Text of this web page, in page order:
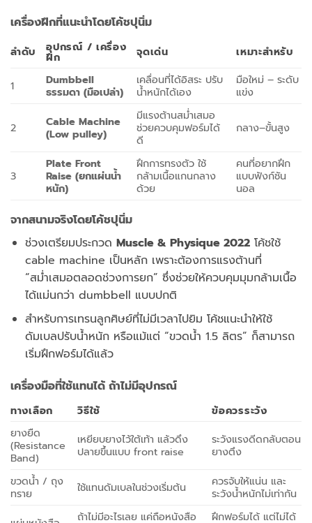
เครื่องฝึกที่แนะนำโดยโค้ชปุนิ่ม
ลำดับ อุปกรณ์ / เครื่อง
ฝึก จุดเด่น เหมาะสำหรับ
1
Dumbbell
ธรรมดา (มือเปล่า)
เคลื่อนที่ได้อิสระ ปรับ
น้ำหนักได้เอง
มือใหม่ – ระดับ
แข่ง
2
Cable Machine
(Low pulley)
มีแรงต้านสม่ำเสมอ
ช่วยควบคุมฟอร์มได้
ดี
กลาง–ขั้นสูง
3
Plate Front
Raise (ยกแผ่นน้ำ
หนัก)
ฝึกการทรงตัว ใช้
กล้ามเนื้อแกนกลาง
ด้วย
คนที่อยากฝึก
แบบฟังก์ชัน
นอล
จากสนามจริงโดยโค้ชปุนิ่ม
ช่วงเตรียมประกวด Muscle & Physique 2022โค้ชใช้
cable machine เป็นหลัก เพราะต้องการแรงต้านที่
“สม่ำเสมอตลอดช่วงการยก” ซึ่งช่วยให้ควบคุมมุมกล้ามเนื้อ
ได้แม่นกว่า dumbbell แบบปกติ
สำหรับการเทรนลูกศิษย์ที่ไม่มีเวลาไปยิม โค้ชแนะนำให้ใช้
ดัมเบลปรับน้ำหนัก หรือแม้แต่ “ขวดน้ำ 1.5 ลิตร” ก็สามารถ
เริ่มฝึกฟอร์มได้แล้ว
เครื่องมือที่ใช้แทนได้ ถ้าไม่มีอุปกรณ์
ทางเลือก วิธีใช้
ข้อควรระวัง
ยางยืด
(Resistance
Band)
เหยียบยางไว้ใต้เท้า แล้วดึง
ปลายขึ้นแบบ front raise
ระวังแรงดีดกลับตอน
ยางตึง
ขวดน้ำ / ถุง
ทราย
ใช้แทนดัมเบลในช่วงเริ่มต้น
ควรจับให้แน่น และ
ระวังน้ำหนักไม่เท่ากัน
ถ้าไม่มีอะไรเลย แค่ถือหนังสือ
ฝึกฟอร์มได้ แต่ไม่ได้